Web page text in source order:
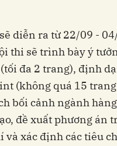
diễn ra từ 22/09 -
thi sẽ trình bày ý
đa 2 trang), định
(không quá 15
bối cảnh ngành
đề xuất phương án
và xác định các tiêu